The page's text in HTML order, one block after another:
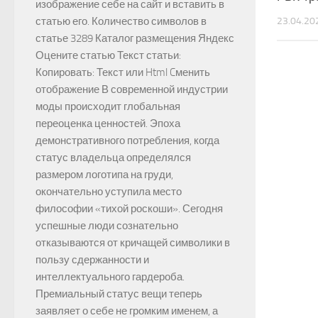
изображение себе на сайт и вставить в
статью его. Количество символов в
статье 3289 Каталог размещения Яндекс
Оцените статью Текст статьи:
Копировать: Текст или Html Cменить
отображение В современной индустрии
моды происходит глобальная
переоценка ценностей. Эпоха
демонстративного потребления, когда
статус владельца определялся
размером логотипа на груди,
окончательно уступила место
философии «тихой роскоши». Сегодня
успешные люди сознательно
отказываются от кричащей символики в
пользу сдержанности и
интеллектуального гардероба.
Премиальный статус вещи теперь
заявляет о себе не громким именем, а